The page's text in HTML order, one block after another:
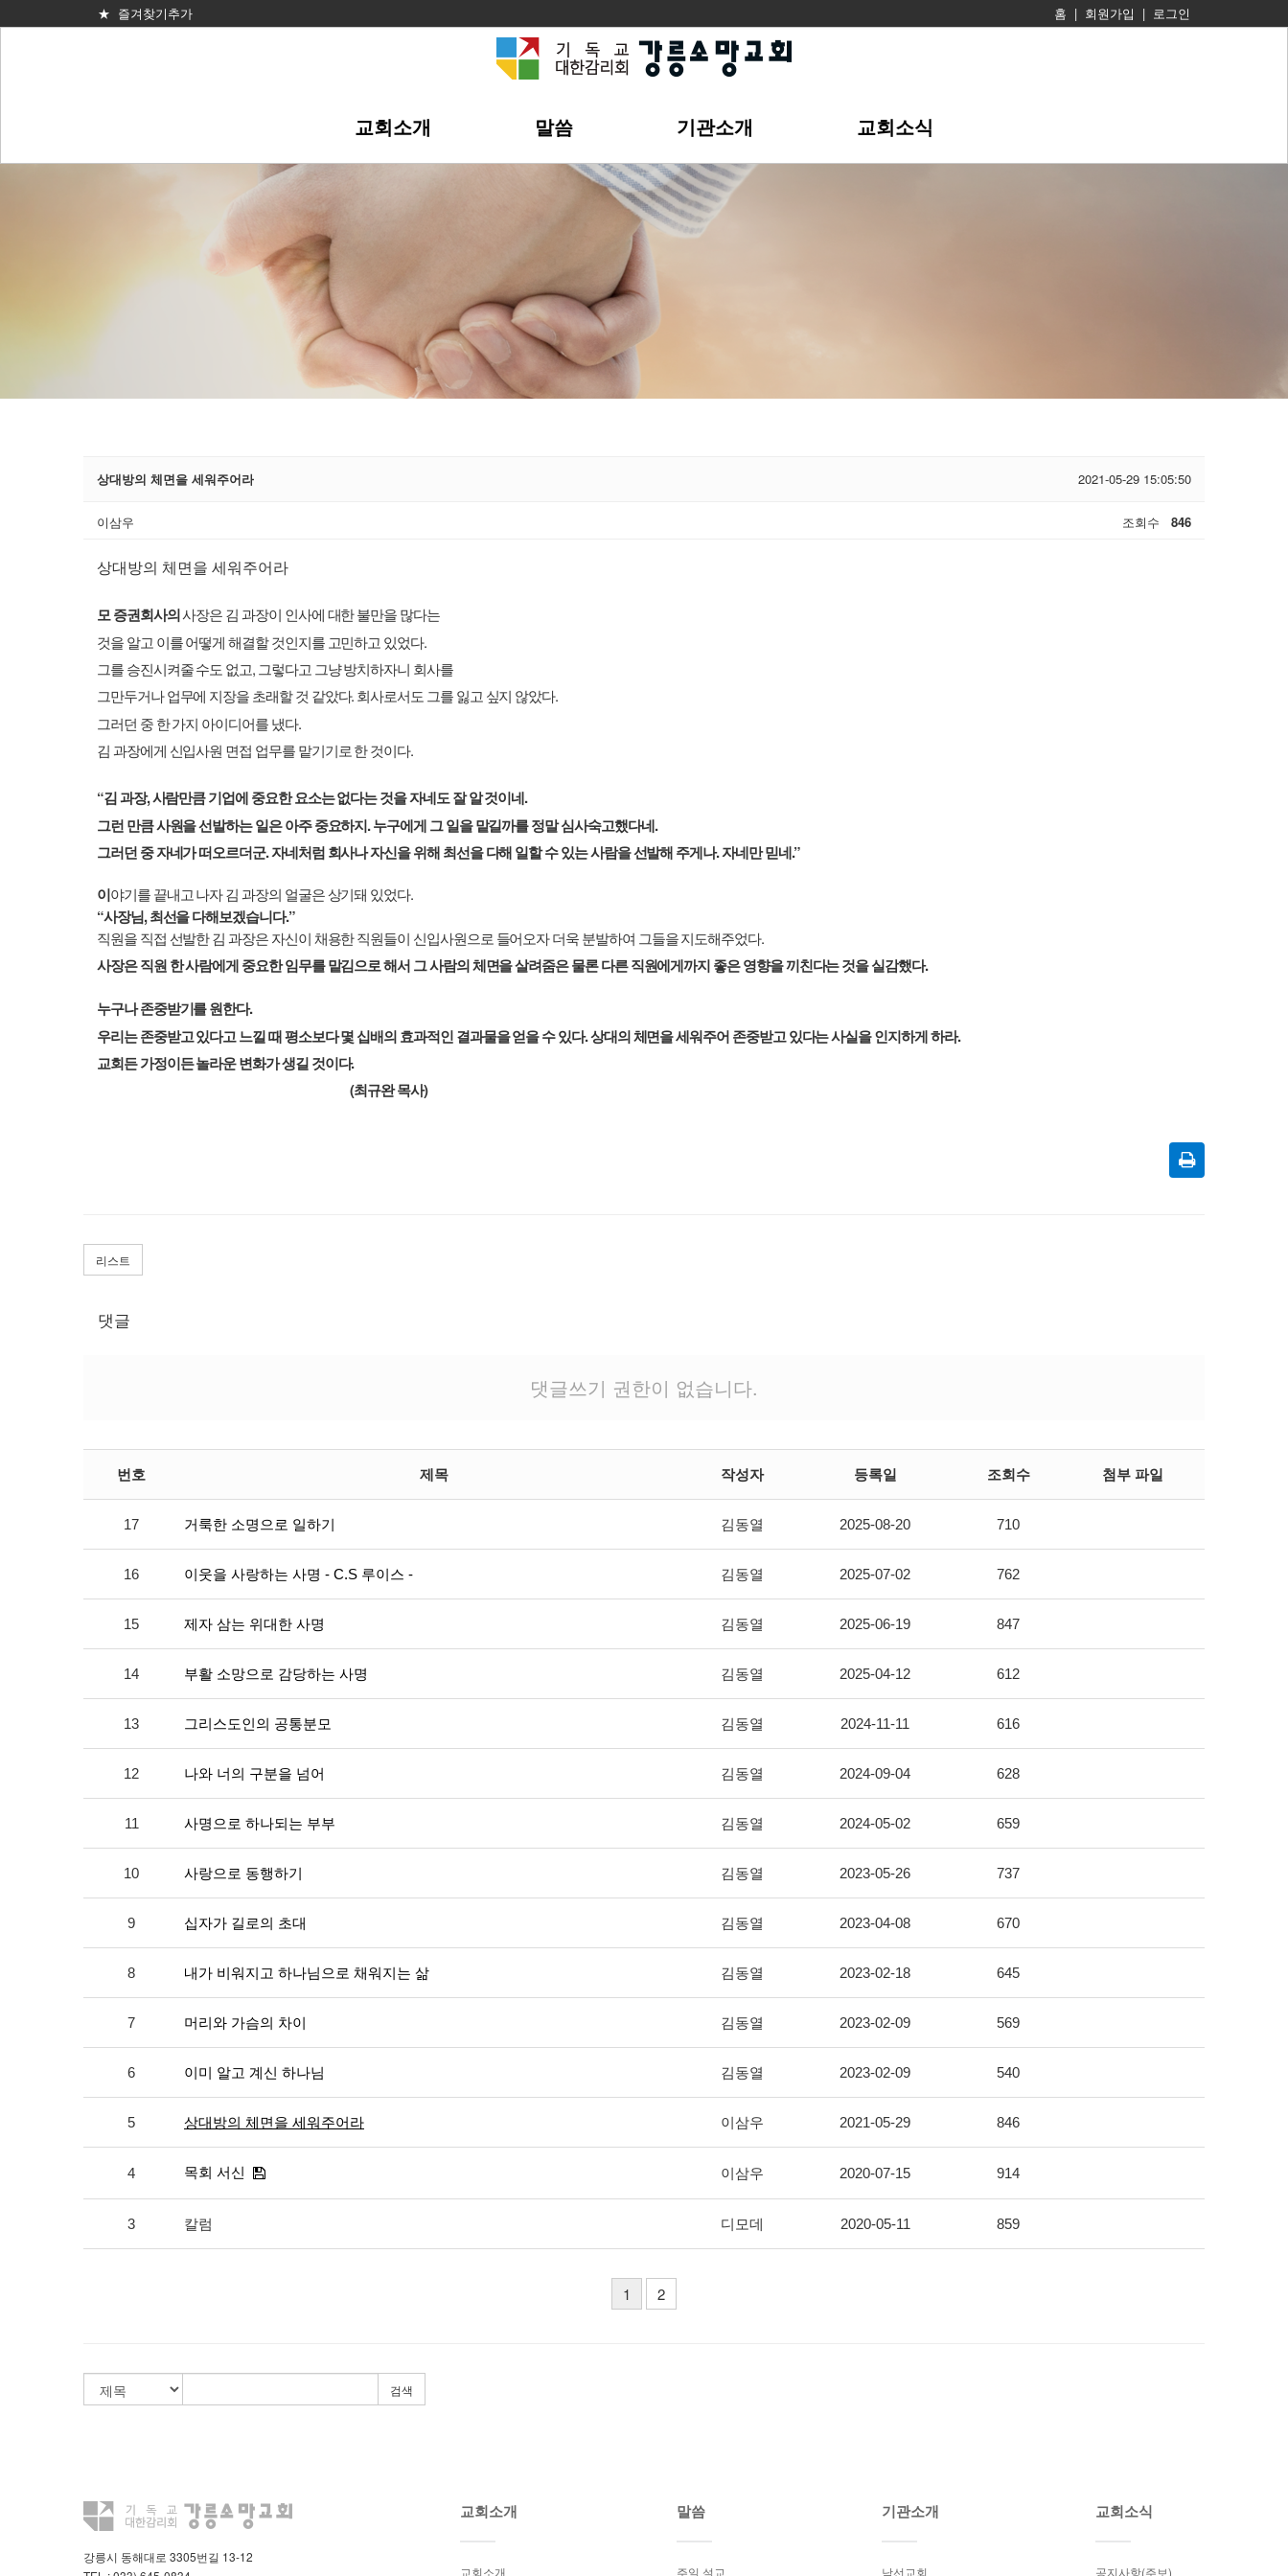
★ 즐겨찾기추가 홈 | 회원가입 | 로그인
교회소개 말씀 기관소개 교회소식
상대방의 체면을 세워주어라 2021-05-29 15:05:50
이삼우 조회수 846
상대방의 체면을 세워주어라
모 증권회사의 사장은 김 과장이 인사에 대한 불만을 많다는
것을 알고 이를 어떻게 해결할 것인지를 고민하고 있었다.
그를 승진시켜줄 수도 없고, 그렇다고 그냥 방치하자니 회사를
그만두거나 업무에 지장을 초래할 것 같았다. 회사로서도 그를 잃고 싶지 않았다.
그러던 중 한 가지 아이디어를 냈다.
김 과장에게 신입사원 면접 업무를 맡기기로 한 것이다.
“김 과장,사람만큼 기업에 중요한 요소는 없다는 것을 자네도 잘 알 것이네 .
그런 만큼 사원을 선발하는 일은 아주 중요하지 .누구에게 그 일을 맡길까를 정말 심사숙고했다네 .
그러던 중 자네가 떠오르더군.자네처럼 회사나 자신을 위해 최선을 다해 일할 수 있는 사람을 선발해 주게나.자네만 믿네 .”
이 야기를 끝내고 나자 김 과장의 얼굴은 상기돼 있었다.
“사장님,최선을 다해보겠습니다.”
직원을 직접 선발한 김 과장은 자신이 채용한 직원들이 신입사원으로 들어오자 더욱 분발하여 그들을 지도해주었다.
사장은 직원 한 사람에게 중요한 임무를 맡김으로 해서 그 사람의 체면을 살려줌은 물론 다른 직원에게까지 좋은 영향을 끼친다는 것을 실감했다.
누구나 존중받기를 원한다.
우리는 존중받고 있다고 느낄 때 평소보다 몇 십배의 효과적인 결과물을 얻을 수 있다.상대의 체면을 세워주어 존중받고 있다는 사실을 인지하게 하라.
교회든 가정이든 놀라운 변화가 생길 것이다.
(최규완 목사)
리스트
댓글
댓글쓰기 권한이 없습니다.
번호 제목 작성자 등록일 조회수 첨부 파일
17 거룩한 소명으로 일하기 김동열 2025-08-20 710
16 이웃을 사랑하는 사명 - C.S 루이스 - 김동열 2025-07-02 762
15 제자 삼는 위대한 사명 김동열 2025-06-19 847
14 부활 소망으로 감당하는 사명 김동열 2025-04-12 612
13 그리스도인의 공통분모 김동열 2024-11-11 616
12 나와 너의 구분을 넘어 김동열 2024-09-04 628
11 사명으로 하나되는 부부 김동열 2024-05-02 659
10 사랑으로 동행하기 김동열 2023-05-26 737
9 십자가 길로의 초대 김동열 2023-04-08 670
8 내가 비워지고 하나님으로 채워지는 삶 김동열 2023-02-18 645
7 머리와 가슴의 차이 김동열 2023-02-09 569
6 이미 알고 계신 하나님 김동열 2023-02-09 540
5 상대방의 체면을 세워주어라 이삼우 2021-05-29 846
4 목회 서신 이삼우 2020-07-15 914
3 칼럼 디모데 2020-05-11 859
1 2
검색
강릉시 동해대로 3305번길 13-12
교회소개
교회소개
말씀
주일 설교
기관소개
남선교회
교회소식
공지사항(주보)